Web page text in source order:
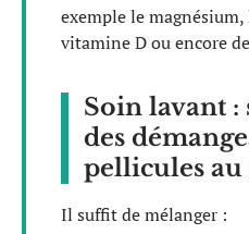
exemple le
vitamine D ou encore
Soin lavant :
des
pellicules
Il suffit de mélanger :